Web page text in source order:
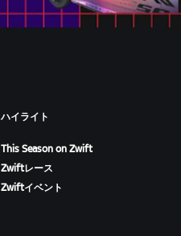
ハイライト
This Season on Zwift
Zwiftレース
Zwiftイベント